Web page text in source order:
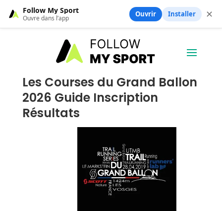
Les Courses du Grand Ballon
2026 Guide Inscription
Résultats
Follow My Sport
Ouvre dans l’app Ouvrir Installer ✕